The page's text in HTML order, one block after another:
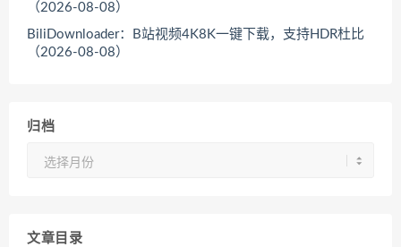
（2026-08-08）
BiliDownloader：B站视频4K8K一键下载，支持HDR杜比
（2026-08-08）
归档
文章目录